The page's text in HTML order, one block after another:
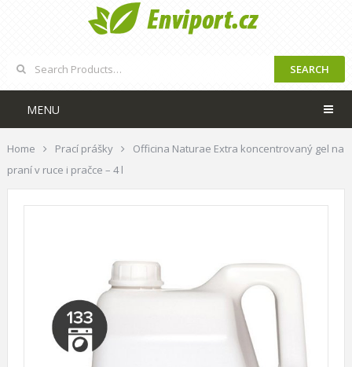
SEARCH
MENU
Home Prací prášky
Officina Naturae Extra koncentrovaný gel na
praní v ruce i pračce – 4 l